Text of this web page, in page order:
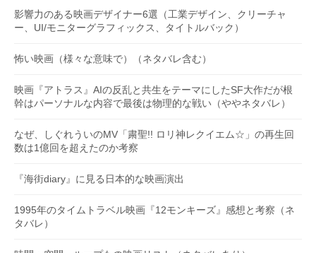
影響力のある映画デザイナー6選（工業デザイン、クリーチャ
ー、UI/モニターグラフィックス、タイトルバック）
怖い映画（様々な意味で）（ネタバレ含む）
映画『アトラス』AIの反乱と共生をテーマにしたSF大作だが根
幹はパーソナルな内容で最後は物理的な戦い（ややネタバレ）
なぜ、しぐれういのMV「粛聖!! ロリ神レクイエム☆」の再生回
数は1億回を超えたのか考察
『海街diary』に見る日本的な映画演出
1995年のタイムトラベル映画『12モンキーズ』感想と考察（ネ
タバレ）